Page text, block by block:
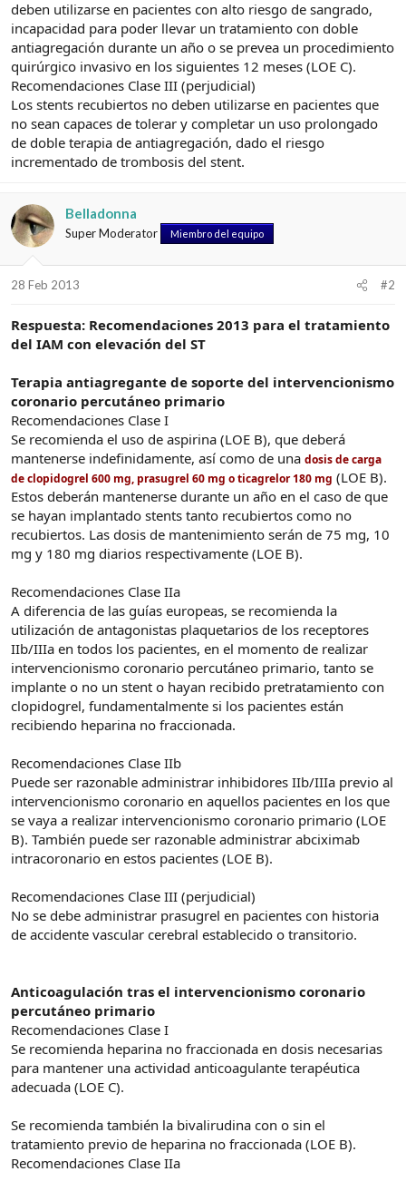
deben utilizarse en pacientes con alto riesgo de sangrado,
incapacidad para poder llevar un tratamiento con doble
antiagregación durante un año o se prevea un procedimiento
quirúrgico invasivo en los siguientes 12 meses (LOE C).
Recomendaciones Clase III (perjudicial)
Los stents recubiertos no deben utilizarse en pacientes que
no sean capaces de tolerar y completar un uso prolongado
de doble terapia de antiagregación, dado el riesgo
incrementado de trombosis del stent.
Belladonna
Super Moderator Miembro del equipo
28 Feb 2013 #2
Respuesta: Recomendaciones 2013 para el tratamiento
del IAM con elevación del ST
Terapia antiagregante de soporte del intervencionismo
coronario percutáneo primario
Recomendaciones Clase I
Se recomienda el uso de aspirina (LOE B), que deberá
mantenerse indefinidamente, así como de una dosis de carga
de clopidogrel 600 mg, prasugrel 60 mg o ticagrelor 180 mg (LOE B).
Estos deberán mantenerse durante un año en el caso de que
se hayan implantado stents tanto recubiertos como no
recubiertos. Las dosis de mantenimiento serán de 75 mg, 10
mg y 180 mg diarios respectivamente (LOE B).
Recomendaciones Clase IIa
A diferencia de las guías europeas, se recomienda la
utilización de antagonistas plaquetarios de los receptores
IIb/IIIa en todos los pacientes, en el momento de realizar
intervencionismo coronario percutáneo primario, tanto se
implante o no un stent o hayan recibido pretratamiento con
clopidogrel, fundamentalmente si los pacientes están
recibiendo heparina no fraccionada.
Recomendaciones Clase IIb
Puede ser razonable administrar inhibidores IIb/IIIa previo al
intervencionismo coronario en aquellos pacientes en los que
se vaya a realizar intervencionismo coronario primario (LOE
B). También puede ser razonable administrar abciximab
intracoronario en estos pacientes (LOE B).
Recomendaciones Clase III (perjudicial)
No se debe administrar prasugrel en pacientes con historia
de accidente vascular cerebral establecido o transitorio.
Anticoagulación tras el intervencionismo coronario
percutáneo primario
Recomendaciones Clase I
Se recomienda heparina no fraccionada en dosis necesarias
para mantener una actividad anticoagulante terapéutica
adecuada (LOE C).
Se recomienda también la bivalirudina con o sin el
tratamiento previo de heparina no fraccionada (LOE B).
Recomendaciones Clase IIa